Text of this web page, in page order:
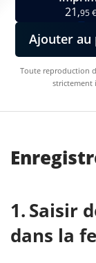
21,95 €
Ajouter au
Toute reproduction
strictement
Saisir
dans la